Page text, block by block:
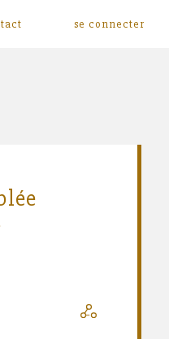
se connecter